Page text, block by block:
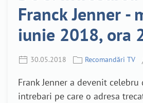
Franck Jenner -
iunie 2018, ora
30.05.2018 Recomandări TV
Frank Jenner a devenit
intrebari pe care o adresa